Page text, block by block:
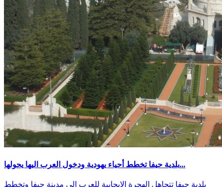
بلدية حيفا تخطط أحياء يهودية ودخول العرب اليها يحولها...
بلدية حيفا تتجاهل الهجرة الإيجابية للعرب إلى مدينة حيفا وتخطط